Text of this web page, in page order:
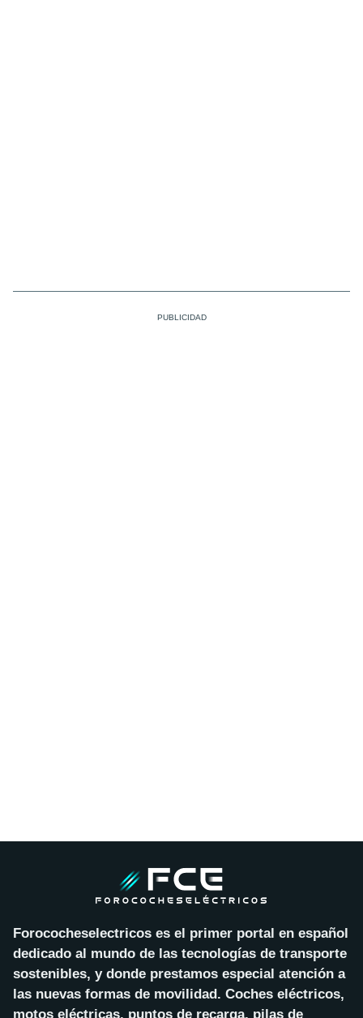
Forococheselectricos es el primer portal en español
dedicado al mundo de las tecnologías de transporte
sostenibles, y donde prestamos especial atención a
las nuevas formas de movilidad. Coches eléctricos,
motos eléctricas, puntos de recarga, pilas de